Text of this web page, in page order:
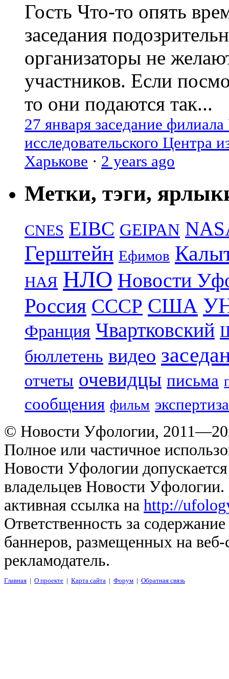
Гость Что-то опять
заседания
организаторы не
участников. Если
то они подаются так...
27 января заседание
исследовательского Центра
Харькове · 2 years ago
Метки, тэги,
CNES EIBC GEIPAN
Герштейн Ефимов
НАЯ НЛО Новости
Россия СССР США
Франция Чвартковский
бюллетень видео
отчеты очевидцы письма
сообщения фильм экспертиза
© Новости Уфологии,
Полное или частичное
Новости Уфологии
владельцев Новости
активная ссылка на http://
Ответственность за
баннеров, размещенных на
рекламодатель.
Главная | О проекте | Карта сайта | Форум | Обратная связь